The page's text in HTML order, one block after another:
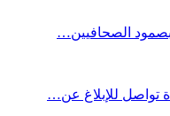
بصمود الصحافيين…
تواصل للإبلاغ عن…